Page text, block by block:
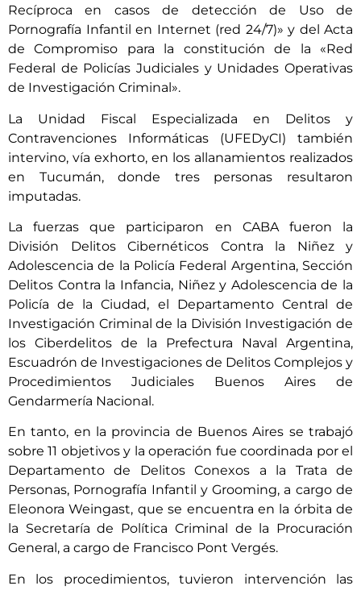
Recíproca en casos de detección de Uso de
Pornografía Infantil en Internet (red 24/7)» y del Acta
de Compromiso para la constitución de la «Red
Federal de Policías Judiciales y Unidades Operativas
de Investigación Criminal».
La Unidad Fiscal Especializada en Delitos y
Contravenciones Informáticas (UFEDyCI) también
intervino, vía exhorto, en los allanamientos realizados
en Tucumán, donde tres personas resultaron
imputadas.
La fuerzas que participaron en CABA fueron la
División Delitos Cibernéticos Contra la Niñez y
Adolescencia de la Policía Federal Argentina, Sección
Delitos Contra la Infancia, Niñez y Adolescencia de la
Policía de la Ciudad, el Departamento Central de
Investigación Criminal de la División Investigación de
los Ciberdelitos de la Prefectura Naval Argentina,
Escuadrón de Investigaciones de Delitos Complejos y
Procedimientos Judiciales Buenos Aires de
Gendarmería Nacional.
En tanto, en la provincia de Buenos Aires se trabajó
sobre 11 objetivos y la operación fue coordinada por el
Departamento de Delitos Conexos a la Trata de
Personas, Pornografía Infantil y Grooming, a cargo de
Eleonora Weingast, que se encuentra en la órbita de
la Secretaría de Política Criminal de la Procuración
General, a cargo de Francisco Pont Vergés.
En los procedimientos, tuvieron intervención las